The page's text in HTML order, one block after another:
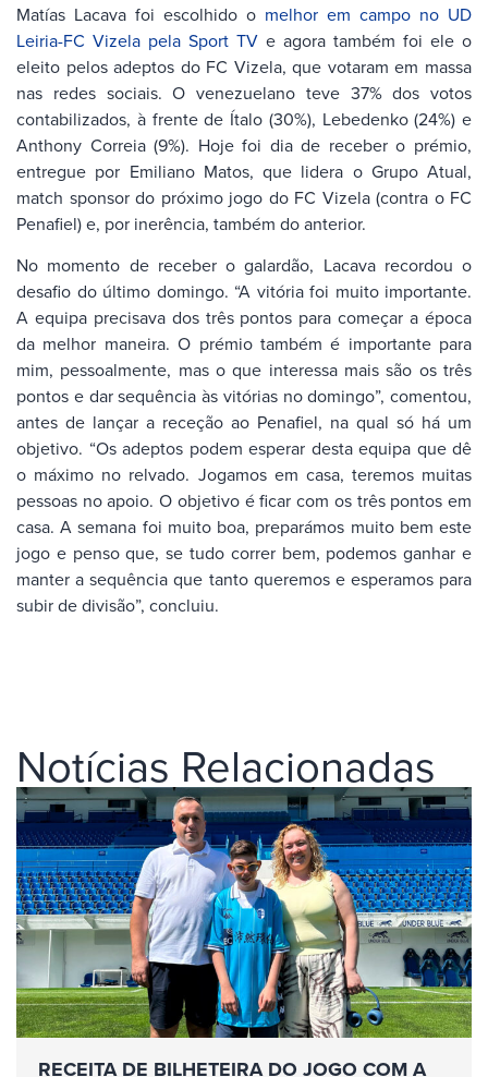
Matías Lacava foi escolhido o melhor em campo no UD
Leiria-FC Vizela pela Sport TV e agora também foi ele o
eleito pelos adeptos do FC Vizela, que votaram em massa
nas redes sociais. O venezuelano teve 37% dos votos
contabilizados, à frente de Ítalo (30%), Lebedenko (24%) e
Anthony Correia (9%). Hoje foi dia de receber o prémio,
entregue por Emiliano Matos, que lidera o Grupo Atual,
match sponsor do próximo jogo do FC Vizela (contra o FC
Penafiel) e, por inerência, também do anterior.
No momento de receber o galardão, Lacava recordou o
desafio do último domingo. “A vitória foi muito importante.
A equipa precisava dos três pontos para começar a época
da melhor maneira. O prémio também é importante para
mim, pessoalmente, mas o que interessa mais são os três
pontos e dar sequência às vitórias no domingo”, comentou,
antes de lançar a receção ao Penafiel, na qual só há um
objetivo. “Os adeptos podem esperar desta equipa que dê
o máximo no relvado. Jogamos em casa, teremos muitas
pessoas no apoio. O objetivo é ficar com os três pontos em
casa. A semana foi muito boa, preparámos muito bem este
jogo e penso que, se tudo correr bem, podemos ganhar e
manter a sequência que tanto queremos e esperamos para
subir de divisão”, concluiu.
Notícias Relacionadas
RECEITA DE BILHETEIRA DO JOGO COM A